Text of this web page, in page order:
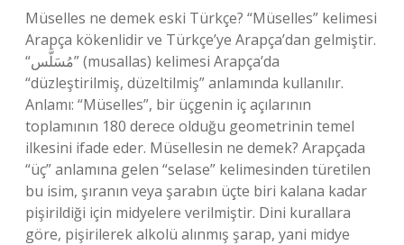
Müselles ne demek eski Türkçe? “Müselles” kelimesi
Arapça kökenlidir ve Türkçe’ye Arapça’dan gelmiştir.
“مُسَلَّس” (musallas) kelimesi Arapça’da
“düzleştirilmiş, düzeltilmiş” anlamında kullanılır.
Anlamı: “Müselles”, bir üçgenin iç açılarının
toplamının 180 derece olduğu geometrinin temel
ilkesini ifade eder. Müsellesin ne demek? Arapçada
“üç” anlamına gelen “selase” kelimesinden türetilen
bu isim, şıranın veya şarabın üçte biri kalana kadar
pişirildiği için midyelere verilmiştir. Dini kurallara
göre, pişirilerek alkolü alınmış şarap, yani midye